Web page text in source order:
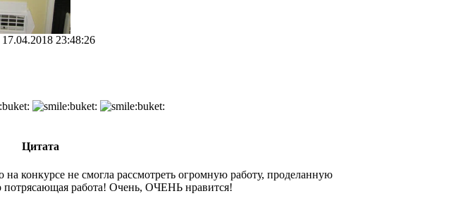
17.04.2018 23:48:26
Цитата
на конкурсе не смогла рассмотреть огромную работу, проделанную
работа! Очень, ОЧЕНЬ нравится!